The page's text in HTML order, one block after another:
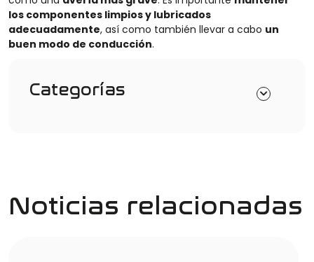
los componentes limpios y lubricados
adecuadamente, así como también llevar a cabo un
buen modo de conducción.
Categorías
Noticias relacionadas